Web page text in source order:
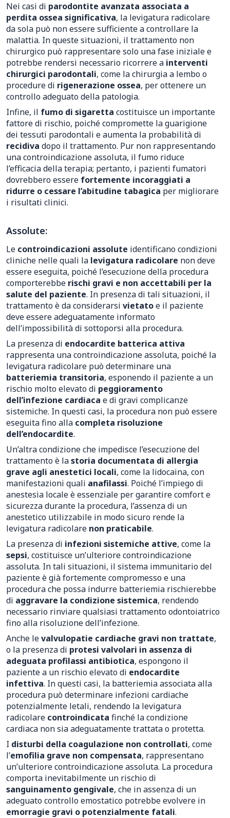
Nei casi di parodontite avanzata associata a
perdita ossea significativa, la levigatura radicolare
da sola può non essere sufficiente a controllare la
malattia. In queste situazioni, il trattamento non
chirurgico può rappresentare solo una fase iniziale e
potrebbe rendersi necessario ricorrere a interventi
chirurgici parodontali, come la chirurgia a lembo o
procedure di rigenerazione ossea, per ottenere un
controllo adeguato della patologia.
Infine, il fumo di sigaretta costituisce un importante
fattore di rischio, poiché compromette la guarigione
dei tessuti parodontali e aumenta la probabilità di
recidiva dopo il trattamento. Pur non rappresentando
una controindicazione assoluta, il fumo riduce
l’efficacia della terapia; pertanto, i pazienti fumatori
dovrebbero essere fortemente incoraggiati a
ridurre o cessare l’abitudine tabagica per migliorare
i risultati clinici.
Assolute:
Le controindicazioni assolute identificano condizioni
cliniche nelle quali la levigatura radicolare non deve
essere eseguita, poiché l’esecuzione della procedura
comporterebbe rischi gravi e non accettabili per la
salute del paziente. In presenza di tali situazioni, il
trattamento è da considerarsi vietatoe il paziente
deve essere adeguatamente informato
dell’impossibilità di sottoporsi alla procedura.
La presenza di endocardite batterica attiva
rappresenta una controindicazione assoluta, poiché la
levigatura radicolare può determinare una
batteriemia transitoria, esponendo il paziente a un
rischio molto elevato di peggioramento
dell’infezione cardiaca e di gravi complicanze
sistemiche. In questi casi, la procedura non può essere
eseguita fino alla completa risoluzione
dell’endocardite.
Un’altra condizione che impedisce l’esecuzione del
trattamento è lastoria documentata di allergia
grave agli anestetici locali, come la lidocaina, con
manifestazioni quali anafilassi. Poiché l’impiego di
anestesia locale è essenziale per garantire comfort e
sicurezza durante la procedura, l’assenza di un
anestetico utilizzabile in modo sicuro rende la
levigatura radicolare non praticabile.
La presenza di infezioni sistemiche attive, come la
sepsi, costituisce un’ulteriore controindicazione
assoluta. In tali situazioni, il sistema immunitario del
paziente è già fortemente compromesso e una
procedura che possa indurre batteriemia rischierebbe
di aggravare la condizione sistemica, rendendo
necessario rinviare qualsiasi trattamento odontoiatrico
fino alla risoluzione dell’infezione.
Anche levalvulopatie cardiache gravi non trattate,
o la presenza di protesi valvolari in assenza di
adeguata profilassi antibiotica, espongono il
paziente a un rischio elevato di endocardite
infettiva. In questi casi, la batteriemia associata alla
procedura può determinare infezioni cardiache
potenzialmente letali, rendendo la levigatura
radicolare controindicata finché la condizione
cardiaca non sia adeguatamente trattata o protetta.
I disturbi della coagulazione non controllati, come
l’emofilia grave non compensata, rappresentano
un’ulteriore controindicazione assoluta. La procedura
comporta inevitabilmente un rischio di
sanguinamento gengivale, che in assenza di un
adeguato controllo emostatico potrebbe evolvere in
emorragie gravi o potenzialmente fatali.